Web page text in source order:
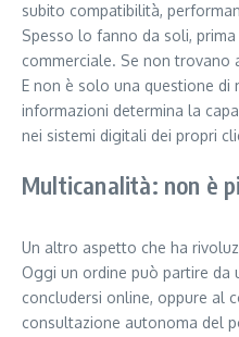
subito compatibilità,
Spesso lo fanno da soli,
commerciale. Se non trovano
E non è solo una questione di
informazioni determina la
nei sistemi digitali dei propri
Multicanalità: non è
Un altro aspetto che ha
Oggi un ordine può partire da
concludersi online, oppure al
consultazione autonoma del